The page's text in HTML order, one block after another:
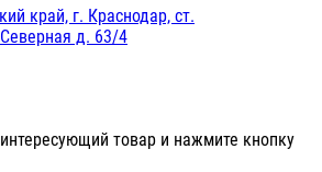
край, г. Краснодар, ст.
д. 63/4
товар и нажмите кнопку